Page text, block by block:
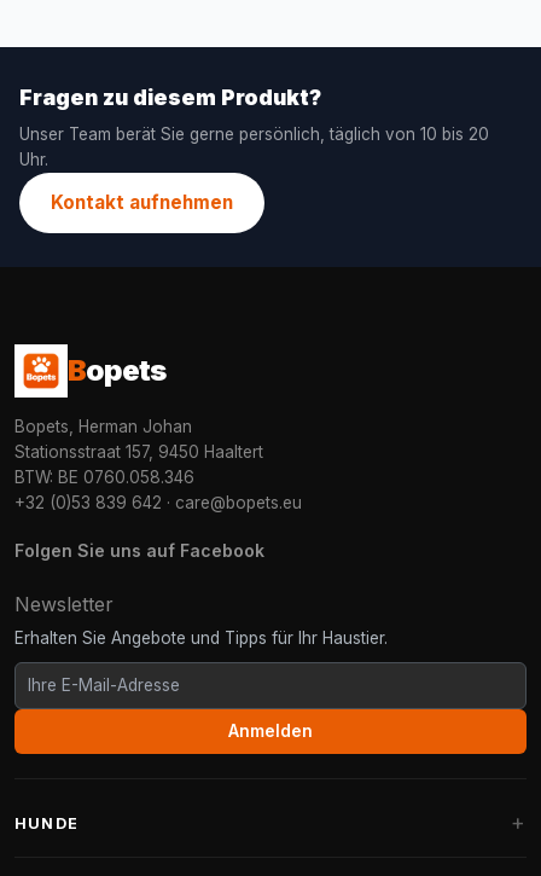
Fragen zu diesem Produkt?
Unser Team berät Sie gerne persönlich, täglich von 10 bis 20
Uhr.
Kontakt aufnehmen
Bopets
Bopets, Herman Johan
Stationsstraat 157, 9450 Haaltert
BTW: BE 0760.058.346
+32 (0)53 839 642 · care@bopets.eu
Folgen Sie uns auf Facebook
Newsletter
Erhalten Sie Angebote und Tipps für Ihr Haustier.
Anmelden
HUNDE